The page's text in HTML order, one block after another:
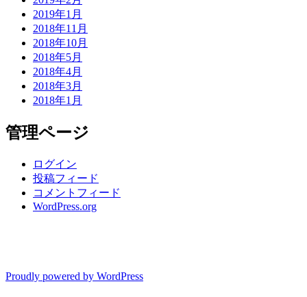
2019年1月
2018年11月
2018年10月
2018年5月
2018年4月
2018年3月
2018年1月
管理ページ
ログイン
投稿フィード
コメントフィード
WordPress.org
Proudly powered by WordPress